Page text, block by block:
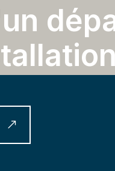
un dép
tallation